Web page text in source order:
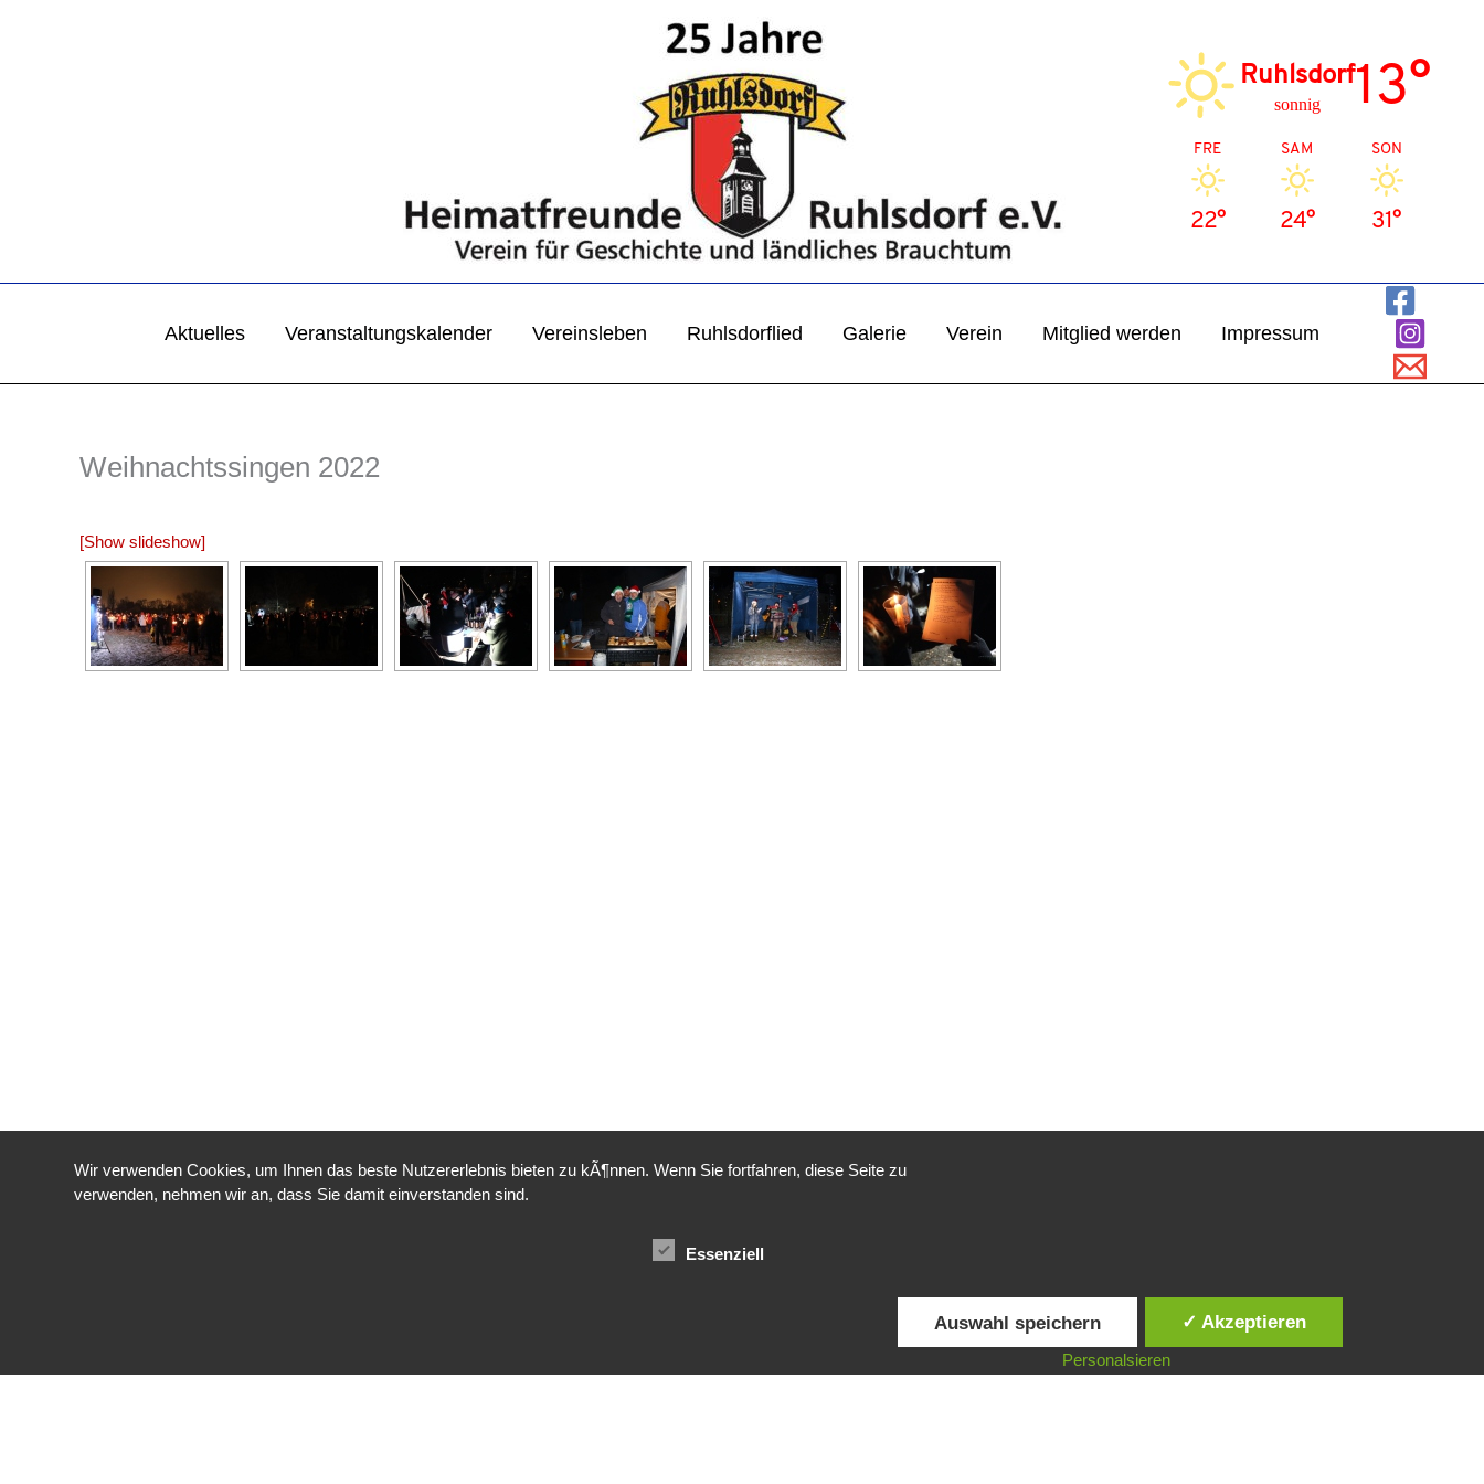
Ruhlsdorf
sonnig 13°
FRE
22°
SAM
24°
SON
31°
Aktuelles Veranstaltungskalender Vereinsleben Ruhlsdorflied Galerie Verein Mitglied werden Impressum
Weihnachtssingen 2022
[Show slideshow]
Wir verwenden Cookies, um Ihnen das beste Nutzererlebnis bieten zu kÃ¶nnen. Wenn Sie fortfahren, diese Seite zu
verwenden, nehmen wir an, dass Sie damit einverstanden sind.
Essenziell
✓ Akzeptieren
Auswahl speichern
Personalsieren